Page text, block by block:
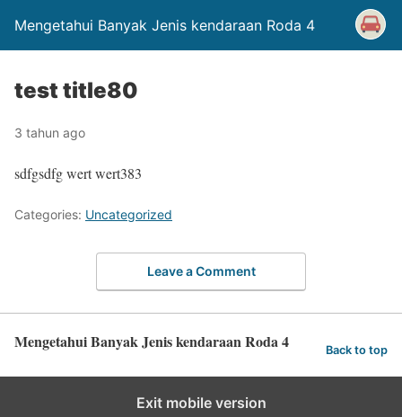
Mengetahui Banyak Jenis kendaraan Roda 4
test title80
3 tahun ago
sdfgsdfg wert wert383
Categories: Uncategorized
Leave a Comment
Mengetahui Banyak Jenis kendaraan Roda 4 Back to top
Exit mobile version